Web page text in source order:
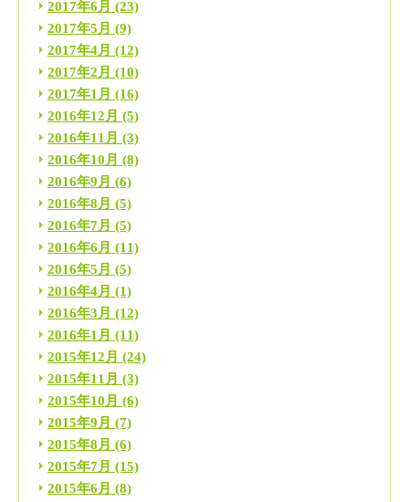
2017年6月 (23)
2017年5月 (9)
2017年4月 (12)
2017年2月 (10)
2017年1月 (16)
2016年12月 (5)
2016年11月 (3)
2016年10月 (8)
2016年9月 (6)
2016年8月 (5)
2016年7月 (5)
2016年6月 (11)
2016年5月 (5)
2016年4月 (1)
2016年3月 (12)
2016年1月 (11)
2015年12月 (24)
2015年11月 (3)
2015年10月 (6)
2015年9月 (7)
2015年8月 (6)
2015年7月 (15)
2015年6月 (8)